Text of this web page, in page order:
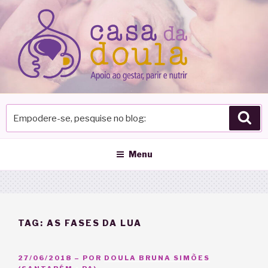
Pular
para
conteúdo
pesquise
blog
Menu
TAG: AS FASES DA LUA
PUBLICADO
27/06/2018 – POR DOULA BRUNA SIMÕES